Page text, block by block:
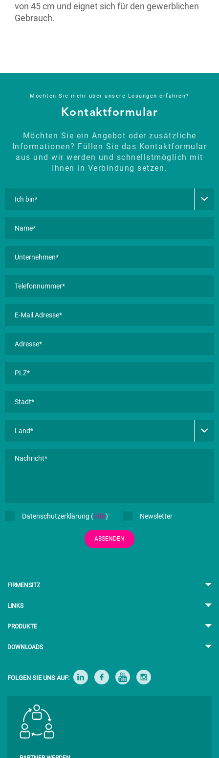
von 45 cm und eignet sich für den gewerblichen
Gebrauch.
Möchten Sie mehr über unsere Lösungen erfahren?
Kontaktformular
Möchten Sie ein Angebot oder zusätzliche
Informationen? Füllen Sie das Kontaktformular
aus und wir werden und schnellstmöglich mit
Ihnen in Verbindung setzen.
Datenschutzerklärung (Info) Newsletter
ABSENDEN
FIRMENSITZ
LINKS
PRODUKTE
DOWNLOADS
FOLGEN SIE UNS AUF: